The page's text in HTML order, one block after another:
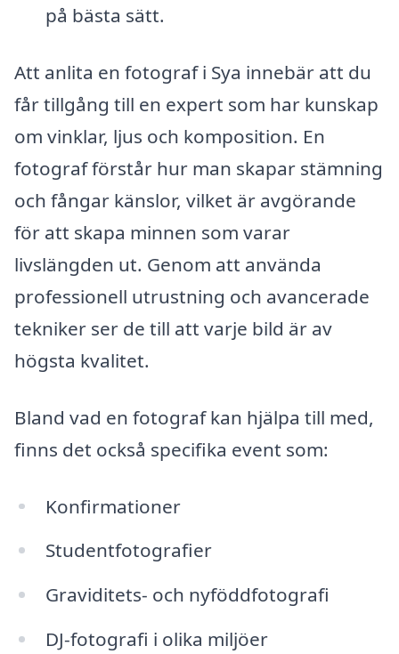
på bästa sätt.
Att anlita en fotograf i Sya innebär att du
får tillgång till en expert som har kunskap
om vinklar, ljus och komposition. En
fotograf förstår hur man skapar stämning
och fångar känslor, vilket är avgörande
för att skapa minnen som varar
livslängden ut. Genom att använda
professionell utrustning och avancerade
tekniker ser de till att varje bild är av
högsta kvalitet.
Bland vad en fotograf kan hjälpa till med,
finns det också specifika event som:
Konfirmationer
Studentfotografier
Graviditets- och nyföddfotografi
DJ-fotografi i olika miljöer